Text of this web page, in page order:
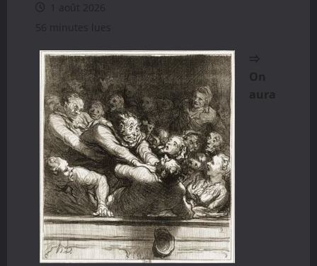
1 août 2026
56 minutes lues
⇒
On
aura